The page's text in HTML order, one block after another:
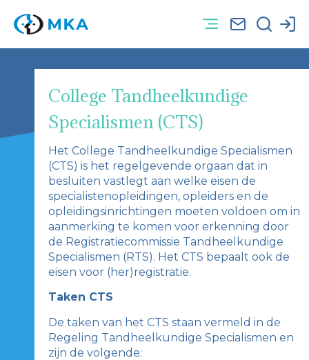
College Tandheelkundige
Specialismen (CTS)
Het College Tandheelkundige Specialismen
(CTS) is het regelgevende orgaan dat in
besluiten vastlegt aan welke eisen de
specialistenopleidingen, opleiders en de
opleidingsinrichtingen moeten voldoen om in
aanmerking te komen voor erkenning door
de Registratiecommissie Tandheelkundige
Specialismen (RTS). Het CTS bepaalt ook de
eisen voor (her)registratie.
Taken CTS
De taken van het CTS staan vermeld in de
Regeling Tandheelkundige Specialismen en
zijn de volgende: